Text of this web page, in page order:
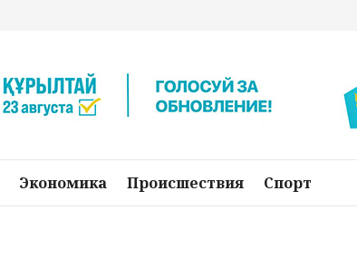
Экономика Происшествия Спорт